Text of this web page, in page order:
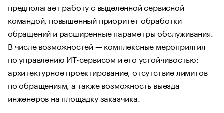
предполагает работу с выделенной сервисной
командой, повышенный приоритет обработки
обращений и расширенные параметры обслуживания.
В числе возможностей — комплексные мероприятия
по управлению ИТ-сервисом и его устойчивостью:
архитектурное проектирование, отсутствие лимитов
по обращениям, а также возможность выезда
инженеров на площадку заказчика.